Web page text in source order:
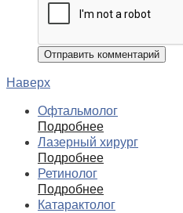
Наверх
Офтальмолог
Подробнее
Лазерный хирург
Подробнее
Ретинолог
Подробнее
Катарактолог